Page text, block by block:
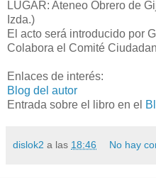
LUGAR: Ateneo Obrero de
Izda.)
El acto será introducido por
Colabora el Comité
Enlaces de interés:
Blog del autor
Entrada sobre el libro en el
dislok2 a las 18:46 No hay